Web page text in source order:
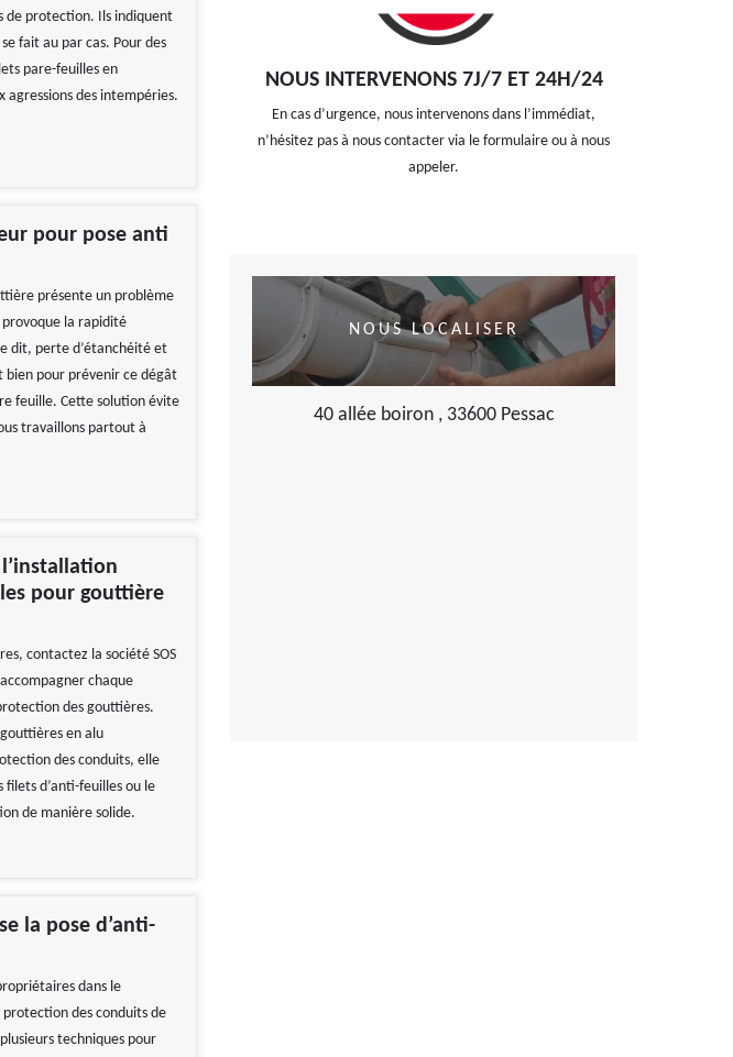
de protection. Ils indiquent
fait au par cas. Pour des
pare-feuilles en
des intempéries.
pour pose anti
présente un problème
la rapidité
dit, perte d’étanchéité et
bien pour prévenir ce dégât
feuille. Cette solution évite
travaillons partout à
pour gouttière
contactez la société SOS
chaque
des gouttières.
en alu
des conduits, elle
filets d’anti-feuilles ou le
de manière solide.
la pose d’anti-
dans le
des conduits de
techniques pour
NOUS INTERVENONS 7J/7 ET 24H/24
En cas d’urgence, nous intervenons dans l’immédiat,
n’hésitez pas à nous contacter via le formulaire ou à nous
appeler.
NOUS LOCALISER
40 allée boiron , 33600 Pessac